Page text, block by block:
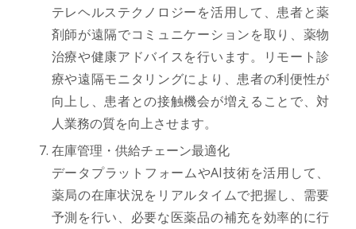
テレヘルステクノロジーを活用して、患者と薬
剤師が遠隔でコミュニケーションを取り、薬物
治療や健康アドバイスを行います。リモート診
療や遠隔モニタリングにより、患者の利便性が
向上し、患者との接触機会が増えることで、対
人業務の質を向上させます。
在庫管理・供給チェーン最適化
データプラットフォームやAI技術を活用して、
薬局の在庫状況をリアルタイムで把握し、需要
予測を行い、必要な医薬品の補充を効率的に行